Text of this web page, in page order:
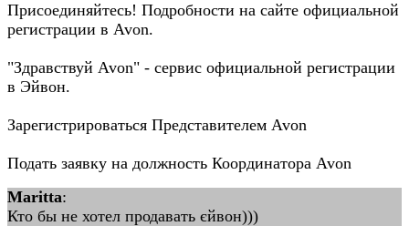
Присоединяйтесь! Подробности на сайте официальной
регистрации в Avon.
"Здравствуй Avon" - сервис официальной регистрации
в Эйвон.
Зарегистрироваться Представителем Avon
Подать заявку на должность Координатора Avon
Maritta:
Кто бы не хотел продавать єйвон)))